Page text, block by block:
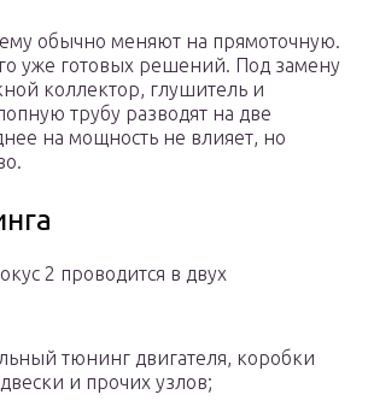
обычно меняют на прямоточную.
уже готовых решений. Под замену
коллектор, глушитель и
трубу разводят на две
на мощность не влияет, но
2 проводится в двух
тюнинг двигателя, коробки
и прочих узлов;